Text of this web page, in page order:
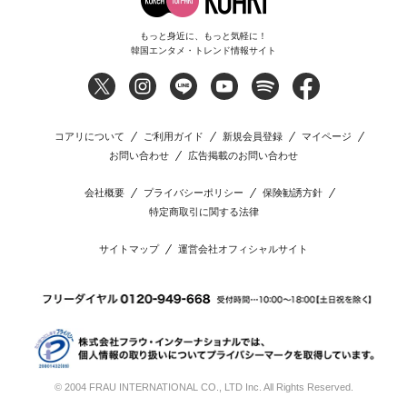
もっと身近に、もっと気軽に！
韓国エンタメ・トレンド情報サイト
コアリについて ご利用ガイド 新規会員登録
マイページ
お問い合わせ
広告掲載のお問い合わせ
会社概要 プライバシーポリシー
保険勧誘方針
特定商取引に関する法律
サイトマップ 運営会社オフィシャルサイト
© 2004 FRAU INTERNATIONAL CO., LTD Inc. All Rights Reserved.